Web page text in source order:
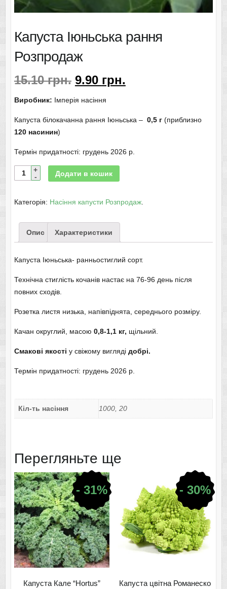
Капуста Іюньська рання
Розпродаж
15.10грн. 9.90 грн.
Виробник: Імперія насіння
Капуста білокачанна рання Іюньська – 0,5 г (приблизно
120 насинин)
Термін придатності: грудень 2026 р.
Додати в кошик
Категорія: Насіння капусти Розпродаж.
Опис Характеристики
Капуста Іюньська- ранньостиглий сорт.
Технічна стиглість кочанів настає на 76-96 день після
повних сходів.
Розетка листя низька, напівпіднята, середнього розміру.
Качан округлий, масою 0,8-1,1 кг, щільний.
Смакові якості у свіжому вигляді добрі.
Термін придатності: грудень 2026 р.
Кіл-ть насіння 1000, 20
Перегляньте ще
- 31%
Капуста Кале “Hortus”
- 30%
Капуста цвітна Романеско